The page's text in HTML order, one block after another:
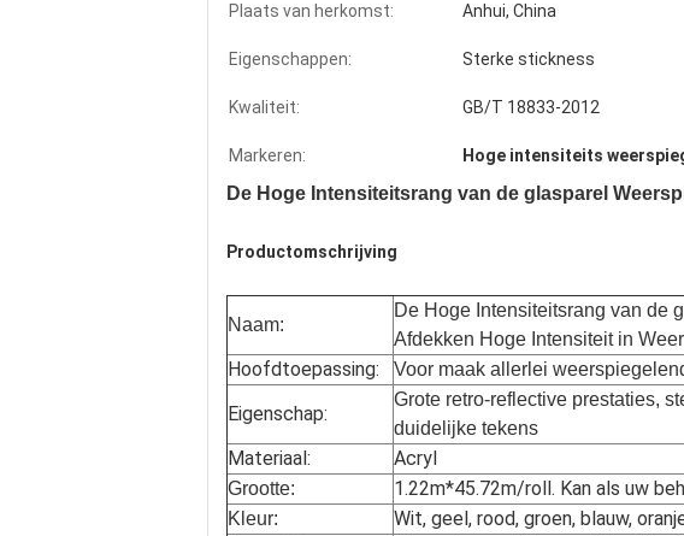
Plaats van herkomst:
Anhui, China
Eigenschappen: Sterke stickness
Kwaliteit: GB/T 18833-2012
Markeren: Hoge intensiteits
De Hoge Intensiteitsrang van de glasparel
Productomschrijving
Naam:
De Hoge Intensiteitsrang van de
Afdekken Hoge Intensiteit in
Hoofdtoepassing: Voor maak allerlei
Eigenschap:
Grote retro-reflective prestaties,
duidelijke tekens
Materiaal: Acryl
Grootte: 1.22m*45.72m/roll. Kan als uw
Kleur: Wit, geel, rood, groen, blauw,